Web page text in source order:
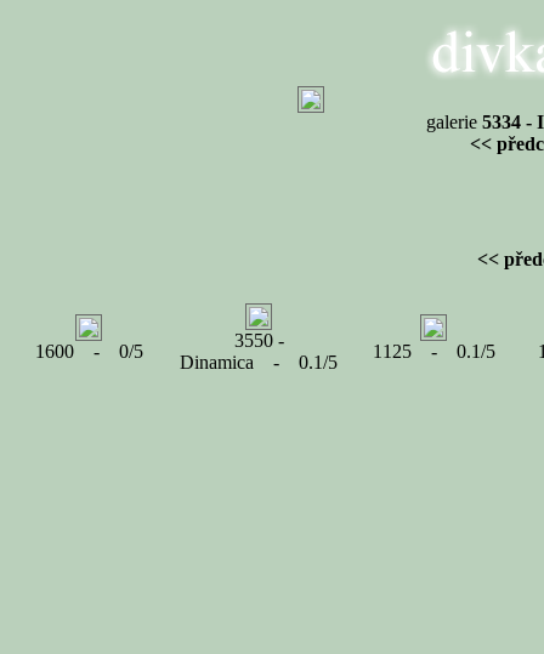
galerie 5334 -
<<
<<
1600 - 0/5
3550 -
Dinamica - 0.1/5
1125 - 0.1/5